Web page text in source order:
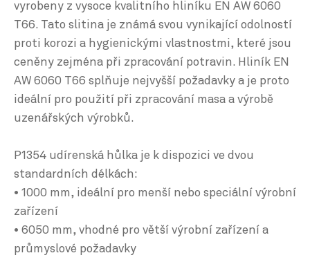
vyrobeny z vysoce kvalitního hliníku EN AW 6060
T66. Tato slitina je známá svou vynikající odolností
proti korozi a hygienickými vlastnostmi, které jsou
ceněny zejména při zpracování potravin. Hliník EN
AW 6060 T66 splňuje nejvyšší požadavky a je proto
ideální pro použití při zpracování masa a výrobě
uzenářských výrobků.
P1354 udírenská hůlka je k dispozici ve dvou
standardních délkách:
• 1000 mm, ideální pro menší nebo speciální výrobní
zařízení
• 6050 mm, vhodné pro větší výrobní zařízení a
průmyslové požadavky